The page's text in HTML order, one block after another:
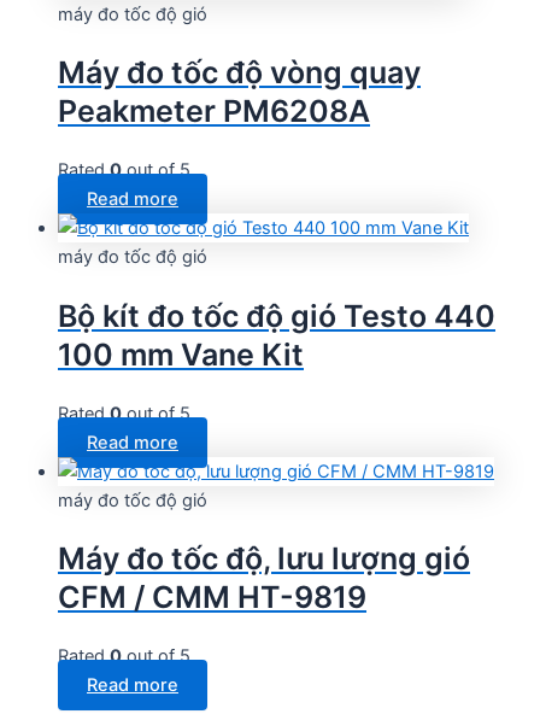
máy đo tốc độ gió
Máy đo tốc độ vòng quay
Peakmeter PM6208A
Rated0out of 5
Read more
máy đo tốc độ gió
Bộ kít đo tốc độ gió Testo 440
100 mm Vane Kit
Rated0out of 5
Read more
máy đo tốc độ gió
Máy đo tốc độ, lưu lượng gió
CFM / CMM HT-9819
Rated0out of 5
Read more